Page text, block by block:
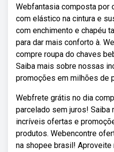
Webfantasia composta por
com elástico na cintura e
com enchimento e chapéu
para dar mais conforto à.
compre roupa do chaves
Saiba mais sobre nossas
promoções em milhões de
Webfrete grátis no dia
parcelado sem juros! Saiba
incríveis ofertas e
produtos. Webencontre
na shopee brasil!